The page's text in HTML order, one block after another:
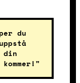
du
din